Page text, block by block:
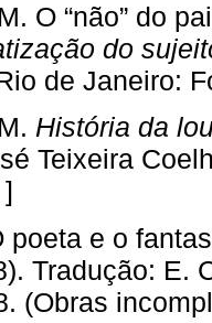
O “não” do
do
de Janeiro:
História da
Teixeira
]
poeta e o
Tradução: E.
(Obras